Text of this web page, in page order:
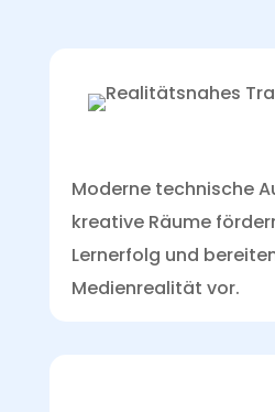
Moderne technische
kreative Räume
Lernerfolg und
Medienrealität vor.